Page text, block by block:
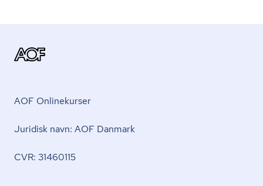
AOF Onlinekurser
Juridisk navn: AOF Danmark
CVR: 31460115